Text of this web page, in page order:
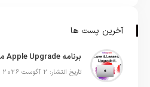
آخرین پست ها
تاریخ انتشار: 2 آگوست 2026